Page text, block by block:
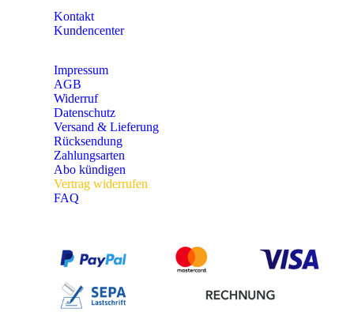
Kontakt
Kundencenter
Impressum
AGB
Widerruf
Datenschutz
Versand & Lieferung
Rücksendung
Zahlungsarten
Abo kündigen
Vertrag widerrufen
FAQ